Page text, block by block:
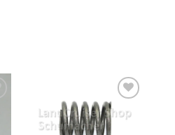
Zum
Merkzettel
hinzufügen